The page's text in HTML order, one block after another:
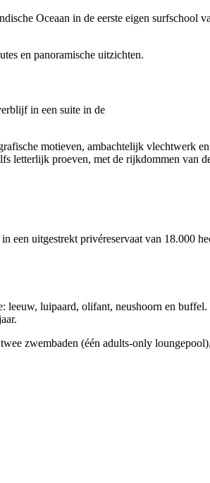
Oceaan in de eerste eigen surfschool
en panoramische uitzichten.
in een suite in de
motieven, ambachtelijk vlechtwerk
letterlijk proeven, met de rijkdommen van
een uitgestrekt privéreservaat van 18.000
leeuw, luipaard, olifant, neushoorn en
zwembaden (één adults-only